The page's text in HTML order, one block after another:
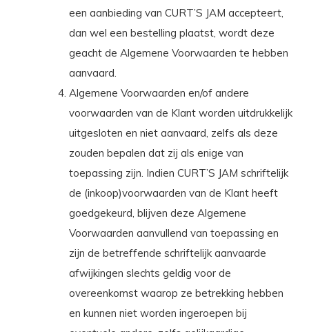
een aanbieding van CURT’S JAM accepteert,
dan wel een bestelling plaatst, wordt deze
geacht de Algemene Voorwaarden te hebben
aanvaard.
Algemene Voorwaarden en/of andere
voorwaarden van de Klant worden uitdrukkelijk
uitgesloten en niet aanvaard, zelfs als deze
zouden bepalen dat zij als enige van
toepassing zijn. Indien CURT’S JAM schriftelijk
de (inkoop)voorwaarden van de Klant heeft
goedgekeurd, blijven deze Algemene
Voorwaarden aanvullend van toepassing en
zijn de betreffende schriftelijk aanvaarde
afwijkingen slechts geldig voor de
overeenkomst waarop ze betrekking hebben
en kunnen niet worden ingeroepen bij